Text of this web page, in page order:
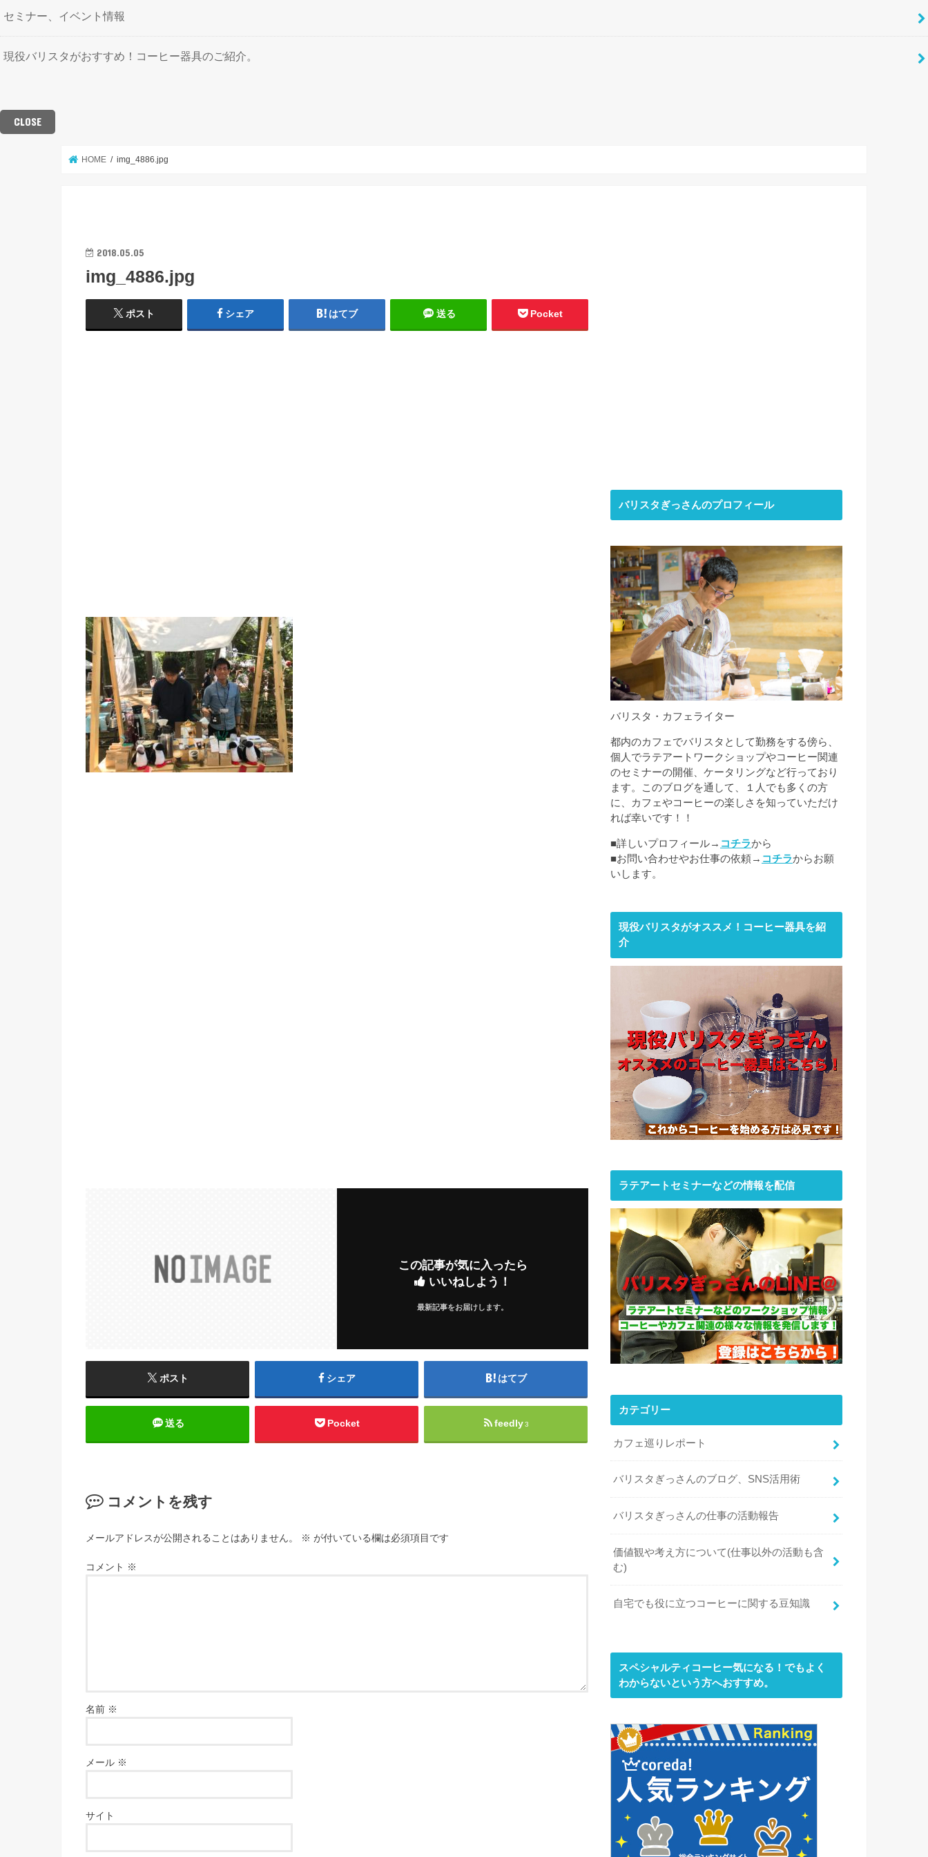
セミナー、イベント情報
現役バリスタがおすすめ！コーヒー器具のご紹介。
CLOSE
HOME img_4886.jpg
2018.05.05
img_4886.jpg
ポスト シェア はてブ 送る Pocket
この記事が気に入ったら
いいねしよう！
最新記事をお届けします。
ポスト シェア はてブ
送る Pocket feedly 3
コメントを残す
メールアドレスが公開されることはありません。 ※ が付いている欄は必須項目です
コメント ※
名前 ※
メール ※
サイト
バリスタぎっさんのプロフィール
バリスタ・カフェライター
都内のカフェでバリスタとして勤務をする傍ら、
個人でラテアートワークショップやコーヒー関連
のセミナーの開催、ケータリングなど行っており
ます。このブログを通して、１人でも多くの方
に、カフェやコーヒーの楽しさを知っていただけ
れば幸いです！！
■詳しいプロフィール→ コチラから
■お問い合わせやお仕事の依頼→ コチラからお願
いします。
現役バリスタがオススメ！コーヒー器具を紹
介
ラテアートセミナーなどの情報を配信
カテゴリー
カフェ巡りレポート
バリスタぎっさんのブログ、SNS活用術
バリスタぎっさんの仕事の活動報告
価値観や考え方について(仕事以外の活動も含
む)
自宅でも役に立つコーヒーに関する豆知識
スペシャルティコーヒー気になる！でもよく
わからないという方へおすすめ。